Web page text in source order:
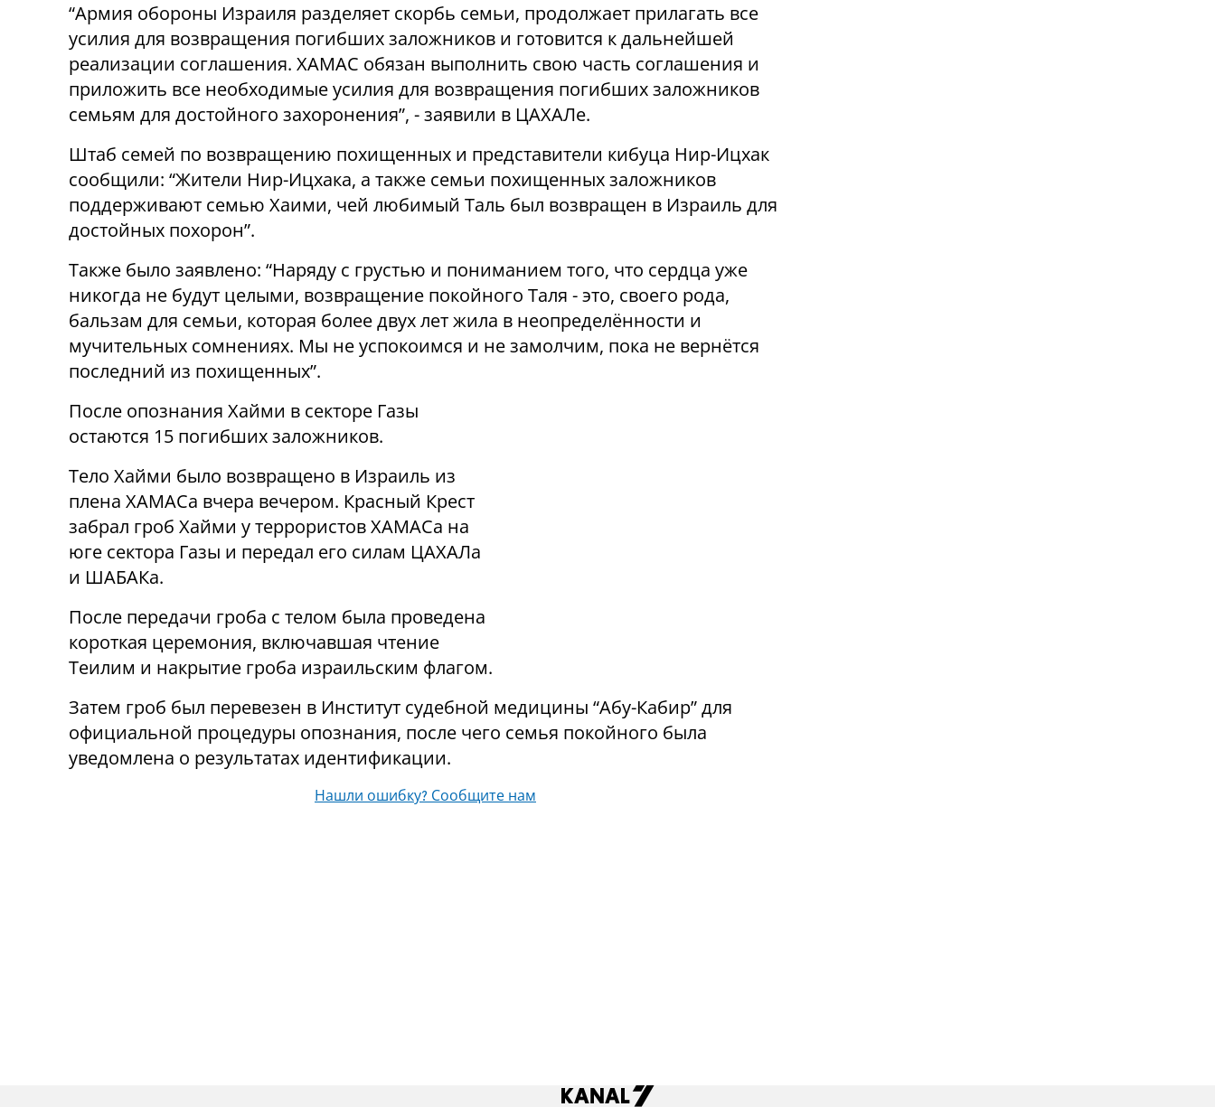
“Армия обороны Израиля разделяет скорбь семьи, продолжает прилагать все
усилия для возвращения погибших заложников и готовится к дальнейшей
реализации соглашения. ХАМАС обязан выполнить свою часть соглашения и
приложить все необходимые усилия для возвращения погибших заложников
семьям для достойного захоронения”, - заявили в ЦАХАЛе.
Штаб семей по возвращению похищенных и представители кибуца Нир-Ицхак
сообщили: “Жители Нир-Ицхака, а также семьи похищенных заложников
поддерживают семью Хаими, чей любимый Таль был возвращен в Израиль для
достойных похорон”.
Также было заявлено: “Наряду с грустью и пониманием того, что сердца уже
никогда не будут целыми, возвращение покойного Таля - это, своего рода,
бальзам для семьи, которая более двух лет жила в неопределённости и
мучительных сомнениях. Мы не успокоимся и не замолчим, пока не вернётся
последний из похищенных”.
После опознания Хайми в секторе Газы
остаются 15 погибших заложников.
Тело Хайми было возвращено в Израиль из
плена ХАМАСа вчера вечером. Красный Крест
забрал гроб Хайми у террористов ХАМАСа на
юге сектора Газы и передал его силам ЦАХАЛа
и ШАБАКа.
После передачи гроба с телом была проведена
короткая церемония, включавшая чтение
Теилим и накрытие гроба израильским флагом.
Затем гроб был перевезен в Институт судебной медицины “Абу-Кабир” для
официальной процедуры опознания, после чего семья покойного была
уведомлена о результатах идентификации.
Нашли ошибку? Сообщите нам